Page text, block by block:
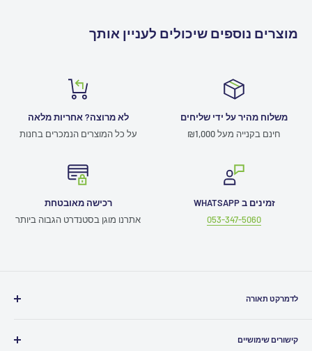
מוצרים נוספים שיכולים לעניין אותך
משלוח מהיר על ידי שליחים
חינם בקנייה מעל ₪1,000
לא מרוצה? אחריות מלאה
על כל המוצרים הנמכרים בחנות
זמינים ב WHATSAPP
053-347-5060
רכישה מאובטחת
אתרנו מוגן בסטנדרט הגבוה ביותר
לדמרקט תאורה
קישורים שימושיים